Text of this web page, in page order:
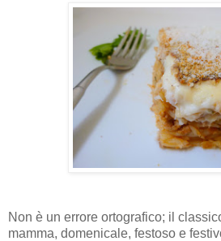
Non è un errore ortografico; il
mamma, domenicale, festoso e